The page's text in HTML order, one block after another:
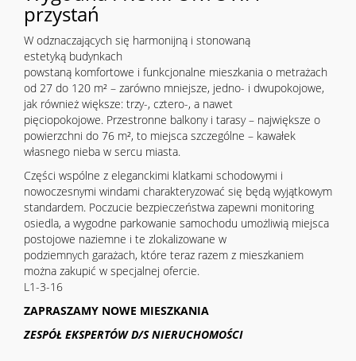
przystań
W odznaczających się harmonijną i stonowaną
estetyką budynkach
powstaną komfortowe i funkcjonalne mieszkania o metrażach
od 27 do 120 m² – zarówno mniejsze, jedno- i dwupokojowe,
jak również większe: trzy-, cztero-, a nawet
pięciopokojowe. Przestronne balkony i tarasy – największe o
powierzchni do 76 m², to miejsca szczególne – kawałek
własnego nieba w sercu miasta.
Części wspólne z eleganckimi klatkami schodowymi i
nowoczesnymi windami charakteryzować się będą wyjątkowym
standardem. Poczucie bezpieczeństwa zapewni monitoring
osiedla, a wygodne parkowanie samochodu umożliwią miejsca
postojowe naziemne i te zlokalizowane w
podziemnych garażach, które teraz razem z mieszkaniem
można zakupić w specjalnej ofercie.
L1-3-16
ZAPRASZAMY NOWE MIESZKANIA
ZESPÓŁ EKSPERTÓW D/S NIERUCHOMOŚCI